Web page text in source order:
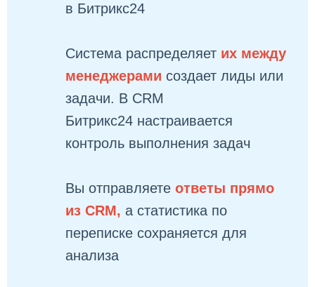
в Битрикс24
Система распределяет их между
менеджерами создает лиды или
задачи. В CRM
Битрикс24 настраивается
контроль выполнения задач
Вы отправляете ответы прямо
из CRM, а статистика по
переписке сохраняется для
анализа